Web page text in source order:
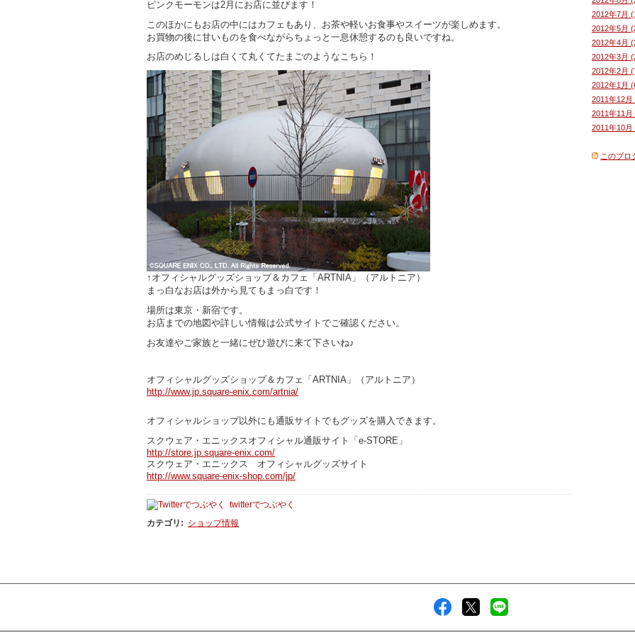
ピンクモーモンは2月にお店に並びます！
このほかにもお店の中にはカフェもあり、お茶や軽いお食事やスイーツが楽しめます。
お買物の後に甘いものを食べながらちょっと一息休憩するのも良いですね。
お店のめじるしは白くて丸くてたまごのようなこちら！
↑オフィシャルグッズショップ＆カフェ「ARTNIA」（アルトニア）
まっ白なお店は外から見てもまっ白です！
場所は東京・新宿です。
お店までの地図や詳しい情報は公式サイトでご確認ください。
お友達やご家族と一緒にぜひ遊びに来て下さいね♪
オフィシャルグッズショップ＆カフェ「ARTNIA」（アルトニア）
http://www.jp.square-enix.com/artnia/
オフィシャルショップ以外にも通販サイトでもグッズを購入できます。
スクウェア・エニックスオフィシャル通販サイト「e-STORE」
http://store.jp.square-enix.com/
スクウェア・エニックス オフィシャルグッズサイト
http://www.square-enix-shop.com/jp/
twitterでつぶやく
カテゴリ : ショップ情報
2012年7月
2012年5月
2012年4月
2012年3月
2012年2月
2012年1月
2011年12月
2011年11月
2011年10月
このブロ